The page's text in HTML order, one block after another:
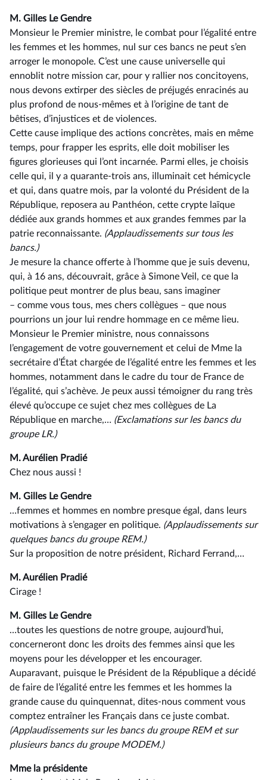
M. Gilles Le Gendre
Monsieur le Premier ministre, le combat pour l’égalité entre
les femmes et les hommes, nul sur ces bancs ne peut s’en
arroger le monopole. C’est une cause universelle qui
ennoblit notre mission car, pour y rallier nos concitoyens,
nous devons extirper des siècles de préjugés enracinés au
plus profond de nous-mêmes et à l’origine de tant de
bêtises, d’injustices et de violences.
Cette cause implique des actions concrètes, mais en même
temps, pour frapper les esprits, elle doit mobiliser les
figures glorieuses qui l’ont incarnée. Parmi elles, je choisis
celle qui, il y a quarante-trois ans, illuminait cet hémicycle
et qui, dans quatre mois, par la volonté du Président de la
République, reposera au Panthéon, cette crypte laïque
dédiée aux grands hommes et aux grandes femmes par la
patrie reconnaissante. (Applaudissements sur tous les
bancs.)
Je mesure la chance offerte à l’homme que je suis devenu,
qui, à 16 ans, découvrait, grâce à Simone Veil, ce que la
politique peut montrer de plus beau, sans imaginer
–⁠ comme vous tous, mes chers collègues – que nous
pourrions un jour lui rendre hommage en ce même lieu.
Monsieur le Premier ministre, nous connaissons
l’engagement de votre gouvernement et celui de Mme la
secrétaire d’État chargée de l’égalité entre les femmes et les
hommes, notamment dans le cadre du tour de France de
l’égalité, qui s’achève. Je peux aussi témoigner du rang très
élevé qu’occupe ce sujet chez mes collègues de La
République en marche,… (Exclamations sur les bancs du
groupe LR.)
M. Aurélien Pradié
Chez nous aussi !
M. Gilles Le Gendre
…femmes et hommes en nombre presque égal, dans leurs
motivations à s’engager en politique. (Applaudissements sur
quelques bancs du groupe REM.)
Sur la proposition de notre président, Richard Ferrand,…
M. Aurélien Pradié
Cirage !
M. Gilles Le Gendre
…toutes les questions de notre groupe, aujourd’hui,
concerneront donc les droits des femmes ainsi que les
moyens pour les développer et les encourager.
Auparavant, puisque le Président de la République a décidé
de faire de l’égalité entre les femmes et les hommes la
grande cause du quinquennat, dites-nous comment vous
comptez entraîner les Français dans ce juste combat.
(Applaudissements sur les bancs du groupe REMet sur
plusieurs bancs du groupe MODEM.)
Mme la présidente